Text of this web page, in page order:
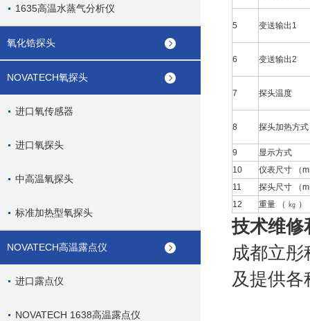
1635高温水蒸气分析仪
氧化锆探头
NOVATECH氧探头
进口氧传感器
进口氧探头
中高温氧探头
标准加热型氧探头
NOVATECH高温露点仪
进口露点仪
NOVATECH 1638高温露点仪
5 变送输出1
6 变送输出2
7 探头温度
8 探头加热方式
9
显示方式
10
仪表尺寸 （
11
探头尺寸 （
12
重量 （ ㎏ ）
技术维修
成都立彤
及提供各